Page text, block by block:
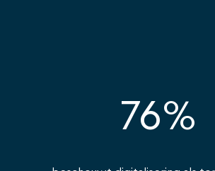
76%